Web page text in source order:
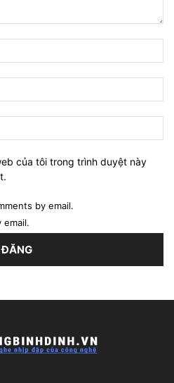
của tôi trong trình duyệt này
by email.